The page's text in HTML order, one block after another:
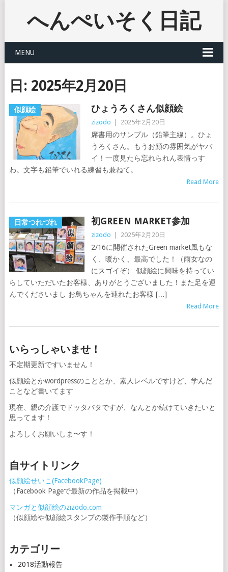
へんぺいそく日記
MENU
日: 2025年2月20日
似顔絵 ひょうろくさん似顔絵
zizodo 2025年2月20日
席書用のサンプル（鉛筆主線）。ひょ
うろくさん。もうお顔の雰囲気がヤバ
イ！一度見たら忘れられん表情っす
わ。文字も鉛筆でいれる練習も兼ねて。
Read More
日常つれづれ 初GREEN MARKET参加
zizodo 2025年2月20日
2/16に開催されたGreen market風もな
く、暖かく、最高でした！（雨女なの
にスゴイぞ） 似顔絵に興味を持ってい
らしていただいたお客様、ありがとうございました！また足を運
んでくださいまし お鳥ちゃんを連れたお客様 […]
Read More
いらっしゃいませ！
不定期更新ですいません！
似顔絵とかwordpressのこととか、素人レベルですけど、学んだ
ことなど書いてます
現在、親の介護でドッタバタですが、なんとか続けていきたいと
思ってます！
よろしくお願いしま〜す！
自サイトリンク
似顔絵せいこ(FacebookPage)
（Facebook Pageで最新の作品を掲載中）
マンガと似顔絵のzizodo.com
（似顔絵や似顔絵スタンプの製作手順など）
カテゴリー
2018活動報告